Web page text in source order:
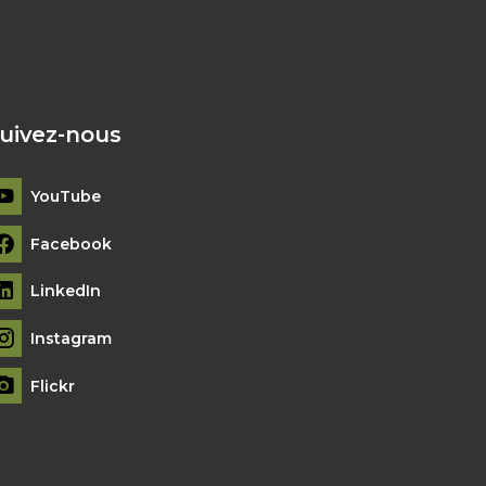
nous
YouTube
Facebook
LinkedIn
Instagram
Flickr